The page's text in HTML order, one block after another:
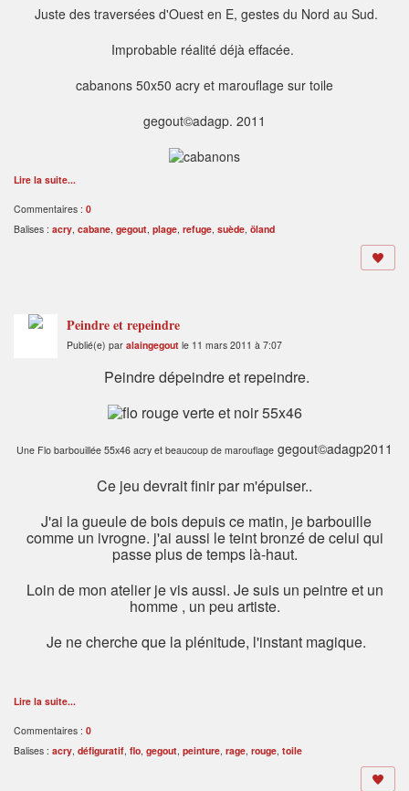
Juste des traversées d'Ouest en E, gestes du Nord au Sud.
Improbable réalité déjà effacée.
cabanons 50x50 acry et marouflage sur toile
gegout©adagp. 2011
Lire la suite...
Commentaires : 0
Balises : acry, cabane, gegout, plage, refuge, suède, öland
Peindre et repeindre
Publié(e) par alaingegout le 11 mars 2011 à 7:07
Peindre dépeindre et repeindre.
Une Flo barbouillée 55x46 acry et beaucoup de marouflage gegout©adagp2011
Ce jeu devrait finir par m'épuiser..
J'ai la gueule de bois depuis ce matin, je barbouille
comme un ivrogne. j'ai aussi le teint bronzé de celui qui
passe plus de temps là-haut.
Loin de mon atelier je vis aussi. Je suis un peintre et un
homme , un peu artiste.
Je ne cherche que la plénitude, l'instant magique.
Lire la suite...
Commentaires : 0
Balises : acry, défiguratif, flo, gegout, peinture, rage, rouge, toile